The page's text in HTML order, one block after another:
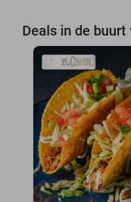
Deals in de buurt